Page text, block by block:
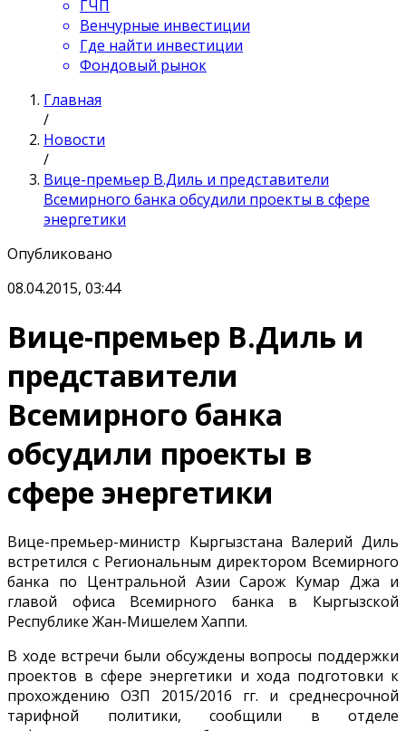
ГЧП
Венчурные инвестиции
Где найти инвестиции
Фондовый рынок
Главная
/
Новости
/
Вице-премьер В.Диль и представители
Всемирного банка обсудили проекты в сфере
энергетики
Опубликовано
08.04.2015, 03:44
Вице-премьер В.Диль и
представители
Всемирного банка
обсудили проекты в
сфере энергетики
Вице-премьер-министр Кыргызстана Валерий Диль
встретился с Региональным директором Всемирного
банка по Центральной Азии Сарож Кумар Джа и
главой офиса Всемирного банка в Кыргызской
Республике Жан-Мишелем Хаппи.
В ходе встречи были обсуждены вопросы поддержки
проектов в сфере энергетики и хода подготовки к
прохождению ОЗП 2015/2016 гг. и среднесрочной
тарифной политики, сообщили в отделе